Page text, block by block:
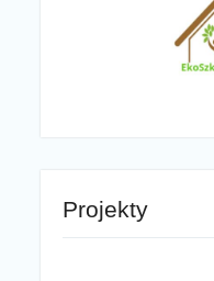
Projekty